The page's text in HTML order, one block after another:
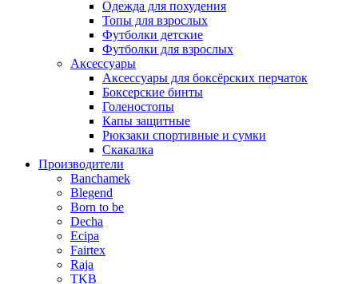
Одежда для похудения
Топы для взрослых
Футболки детские
Футболки для взрослых
Аксессуары
Аксессуары для боксёрских перчаток
Боксерские бинты
Голеностопы
Капы защитные
Рюкзаки спортивные и сумки
Скакалка
Производители
Banchamek
Blegend
Born to be
Decha
Ecipa
Fairtex
Raja
TKB